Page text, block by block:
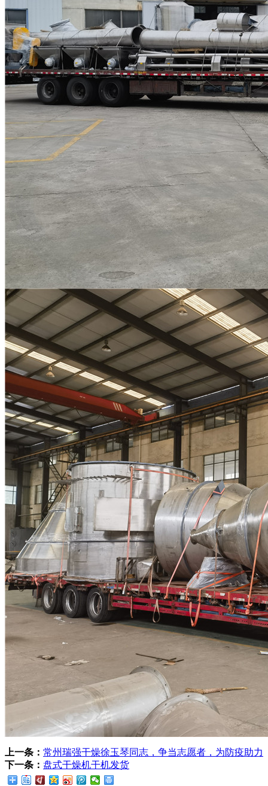
上一条： 常州瑞强干燥徐玉琴同志，争当志愿者，为防疫助力
下一条： 盘式干燥机干机发货